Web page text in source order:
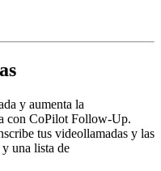
y aumenta la
con CoPilot Follow-Up.
tus videollamadas y las
una lista de